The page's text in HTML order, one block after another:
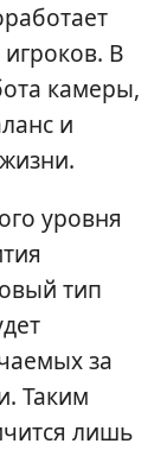
В
камеры,
и
уровня
тип
за
Таким
лишь